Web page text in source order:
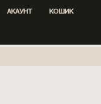
АКАУНТ КОШИК